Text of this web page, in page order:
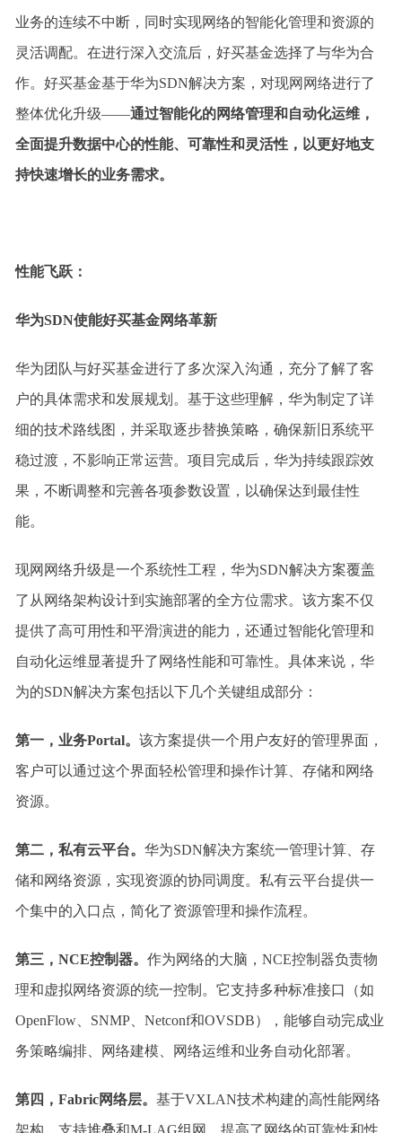
业务的连续不中断，同时实现网络的智能化管理和资源的
灵活调配。在进行深入交流后，好买基金选择了与华为合
作。好买基金基于华为SDN解决方案，对现网网络进行了
整体优化升级——通过智能化的网络管理和自动化运维，
全面提升数据中心的性能、可靠性和灵活性，以更好地支
持快速增长的业务需求。
性能飞跃：
华为SDN使能好买基金网络革新
华为团队与好买基金进行了多次深入沟通，充分了解了客
户的具体需求和发展规划。基于这些理解，华为制定了详
细的技术路线图，并采取逐步替换策略，确保新旧系统平
稳过渡，不影响正常运营。项目完成后，华为持续跟踪效
果，不断调整和完善各项参数设置，以确保达到最佳性
能。
现网网络升级是一个系统性工程，华为SDN解决方案覆盖
了从网络架构设计到实施部署的全方位需求。该方案不仅
提供了高可用性和平滑演进的能力，还通过智能化管理和
自动化运维显著提升了网络性能和可靠性。具体来说，华
为的SDN解决方案包括以下几个关键组成部分：
第一，业务Portal。 该方案提供一个用户友好的管理界面，
客户可以通过这个界面轻松管理和操作计算、存储和网络
资源。
第二，私有云平台。 华为SDN解决方案统一管理计算、存
储和网络资源，实现资源的协同调度。私有云平台提供一
个集中的入口点，简化了资源管理和操作流程。
第三，NCE控制器。 作为网络的大脑，NCE控制器负责物
理和虚拟网络资源的统一控制。它支持多种标准接口（如
OpenFlow、SNMP、Netconf和OVSDB），能够自动完成业
务策略编排、网络建模、网络运维和业务自动化部署。
第四，Fabric网络层。 基于VXLAN技术构建的高性能网络
架构，支持堆叠和M-LAG组网，提高了网络的可靠性和性